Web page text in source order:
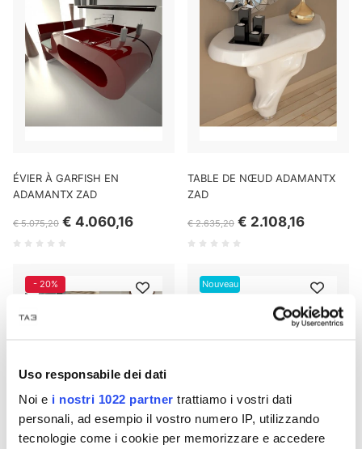
Uso responsabile dei dati
Noi e i nostri 1022 partner trattiamo i vostri dati
personali, ad esempio il vostro numero IP, utilizzando
tecnologie come i cookie per memorizzare e accedere
ÉVIER À GARFISH EN
ADAMANTX ZAD
€ 5.075,20 € 4.060,16
TABLE DE NŒUD ADAMANTX
ZAD
€ 2.635,20 € 2.108,16
- 20% Nouveau